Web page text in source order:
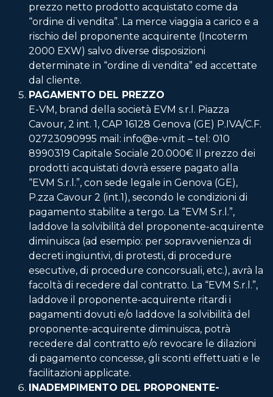
prezzo netto prodotto acquistato come da
“ordine di vendita”. La merce viaggia a carico e a
rischio del proponente acquirente (Incoterm
2000 EXW) salvo diverse disposizioni
determinate in “ordine di vendita” ed accettate
dal cliente.
PAGAMENTO DEL PREZZO
E-VM, brand della società EVM s.r.l. Piazza
Cavour, 2 int. 1, CAP 16128 Genova (GE) P.IVA/C.F.
02723090995 mail: info@e-vm.it – tel: 010
8990319 Capitale Sociale 20.000€ Il prezzo dei
prodotti acquistati dovrà essere pagato alla
“EVM S.r.l.”, con sede legale in Genova (GE),
P.zza Cavour 2 (int.1), secondo le condizioni di
pagamento stabilite a tergo. La “EVM S.r.l.”,
laddove la solvibilità del proponente-acquirente
diminuisca (ad esempio: per sopravvenienza di
decreti ingiuntivi, di protesti, di procedure
esecutive, di procedure concorsuali, etc.), avrà la
facoltà di recedere dal contratto. La “EVM S.r.l.”,
laddove il proponente-acquirente ritardi i
pagamenti dovuti e/o laddove la solvibilità del
proponente-acquirente diminuisca, potrà
recedere dal contratto e/o revocare le dilazioni
di pagamento concesse, gli sconti effettuati e le
facilitazioni applicate.
INADEMPIMENTO DEL PROPONENTE-